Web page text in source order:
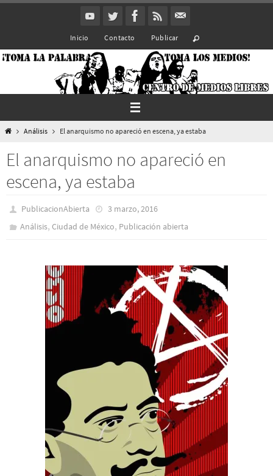
Inicio Contacto Publicar
InicioAnálisis El anarquismo no apareció en escena, ya estaba
El anarquismo no apareció en
escena, ya estaba
PublicacionAbierta
3 marzo, 2016
Análisis,Ciudad de México, Publicación abierta